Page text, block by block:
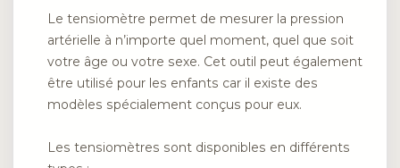
Le tensiomètre permet de mesurer la pression
artérielle à n’importe quel moment, quel que soit
votre âge ou votre sexe. Cet outil peut également
être utilisé pour les enfants car il existe des
modèles spécialement conçus pour eux.
Les tensiomètres sont disponibles en différents